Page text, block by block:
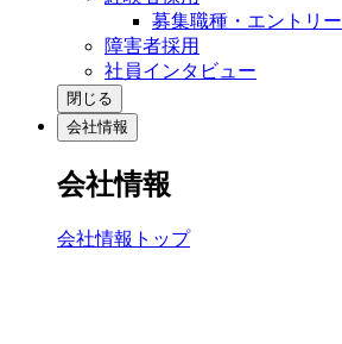
募集職種・エントリー
障害者採用
社員インタビュー
閉じる
会社情報
会社情報
会社情報トップ